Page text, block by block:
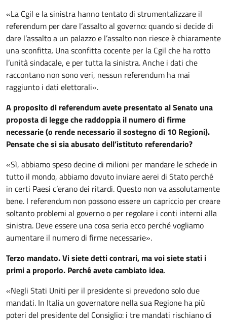
«La Cgil e la sinistra hanno tentato di strumentalizzare il
referendum per dare l’assalto al governo: quando si decide di
dare l’assalto a un palazzo e l’assalto non riesce è chiaramente
una sconfitta. Una sconfitta cocente per la Cgil che ha rotto
l’unità sindacale, e per tutta la sinistra. Anche i dati che
raccontano non sono veri, nessun referendum ha mai
raggiunto i dati elettorali».
A proposito di referendum avete presentato al Senato una
proposta di legge che raddoppia il numero di firme
necessarie (o rende necessario il sostegno di 10 Regioni).
Pensate che si sia abusato dell’istituto referendario?
«Sì, abbiamo speso decine di milioni per mandare le schede in
tutto il mondo, abbiamo dovuto inviare aerei di Stato perché
in certi Paesi c’erano dei ritardi. Questo non va assolutamente
bene. I referendum non possono essere un capriccio per creare
soltanto problemi al governo o per regolare i conti interni alla
sinistra. Deve essere una cosa seria ecco perché vogliamo
aumentare il numero di firme necessarie».
Terzo mandato. Vi siete detti contrari, ma voi siete stati i
primi a proporlo. Perché avete cambiato idea.
«Negli Stati Uniti per il presidente si prevedono solo due
mandati. In Italia un governatore nella sua Regione ha più
poteri del presidente del Consiglio: i tre mandati rischiano di